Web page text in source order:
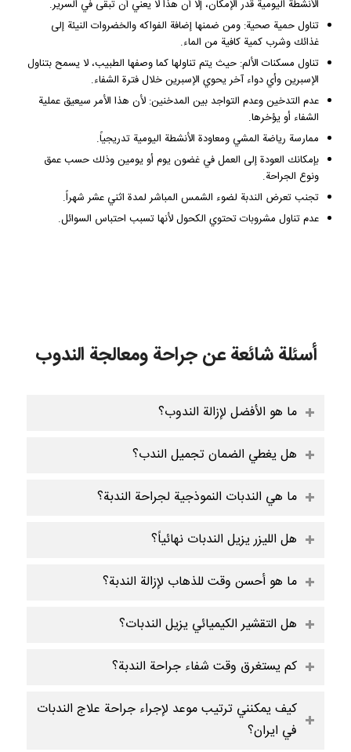
الأنشطة اليومية قدر الإمكان، إلا أن هذا لا يعني أن تبقى في السرير.
تناول حمية صحية: ومن ضمنها إضافة الفواكه والخضروات النيئة إلى
غذائك وشرب كمية كافية من الماء.
تناول مسكنات الألم: حيث يتم تناولها كما وصفها الطبيب، لا يسمح بتناول
الإسبرين وأي دواء آخر يحوي الإسبرين خلال فترة الشفاء.
عدم التدخين وعدم التواجد بين المدخنين: لأن هذا الأمر سيعيق عملية
الشفاء أو يؤخرها.
ممارسة رياضة المشي ومعاودة الأنشطة اليومية تدريجياً.
بإمكانك العودة إلى العمل في غضون يوم أو يومين وذلك حسب عمق
ونوع الجراحة.
تجنب تعرض الندبة لضوء الشمس المباشر لمدة اثني عشر شهراً.
عدم تناول مشروبات تحتوي الكحول لأنها تسبب احتباس السوائل.
أسئلة شائعة عن جراحة ومعالجة الندوب
ما هو الأفضل لإزالة الندوب؟
هل يغطي الضمان تجميل الندب؟
ما هي الندبات النموذجية لجراحة الندبة؟
هل الليزر يزيل الندبات نهائياً؟
ما هو أحسن وقت للذهاب لإزالة الندبة؟
هل التقشير الكيميائي يزيل الندبات؟
كم يستغرق وقت شفاء جراحة الندبة؟
كيف يمكنني ترتيب موعد لإجراء جراحة علاج الندبات
في ايران؟